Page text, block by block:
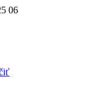
06